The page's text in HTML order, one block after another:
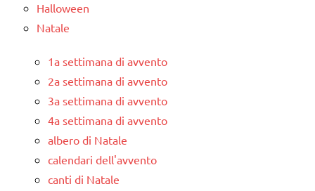
Halloween
Natale
1a settimana di avvento
2a settimana di avvento
3a settimana di avvento
4a settimana di avvento
albero di Natale
calendari dell'avvento
canti di Natale